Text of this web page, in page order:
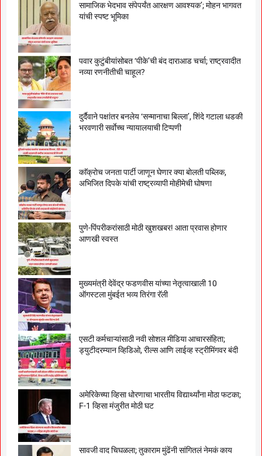
सामाजिक भेदभाव संपेपर्यंत आरक्षण आवश्यक’; मोहन भागवत
यांची स्पष्ट भूमिका
पवार कुटुंबीयांसोबत ‘पीके’ची बंद दाराआड चर्चा; राष्ट्रवादीत
नव्या रणनीतीची चाहूल?
दुर्दैवाने पक्षांतर बनलेय ‘सन्मानाचा बिल्ला’, शिंदे गटाला धडकी
भरवणारी सर्वाेच्च न्यायालयाची टिप्पणी
काॅक्राेच जनता पार्टी जाणून घेणार क्या बाेलती पब्लिक,
अभिजित दिपके यांची राष्ट्रव्यापी माेहीमेची घाेषणा
पुणे-पिंपरीकरांसाठी मोठी खुशखबर! आता प्रवास होणार
आणखी स्वस्त
मुख्यमंत्री देवेंद्र फडणवीस यांच्या नेतृत्वाखाली 10
ऑगस्टला मुंबईत भव्य तिरंगा रॅली
एसटी कर्मचाऱ्यांसाठी नवी सोशल मीडिया आचारसंहिता;
ड्युटीदरम्यान व्हिडिओ, रील्स आणि लाईव्ह स्ट्रीमिंगवर बंदी
अमेरिकेच्या व्हिसा धोरणाचा भारतीय विद्यार्थ्यांना मोठा फटका;
F-1 व्हिसा मंजुरीत मोठी घट
सावजी वाद चिघळला; तुकाराम मुंढेंनी सांगितलं नेमकं काय